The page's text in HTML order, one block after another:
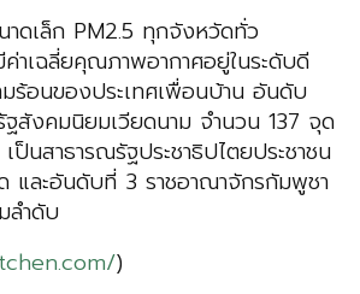
าดเล็ก PM2.5 ทุกจังหวัดทั่ว
าเฉลี่ยคุณภาพอากาศอยู่ในระดับดี
ร้อนของประเทศเพื่อนบ้าน อันดับ
สังคมนิยมเวียดนาม จำนวน 137 จุด
นสาธารณรัฐประชาธิปไตยประชาชน
และอันดับที่ 3 ราชอาณาจักรกัมพูชา
ลำดับ
)